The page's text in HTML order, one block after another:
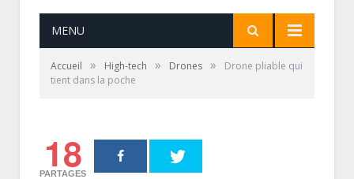
MENU
Accueil » High-tech » Drones »
Drone pliable qui
tient dans la poche
18
PARTAGES